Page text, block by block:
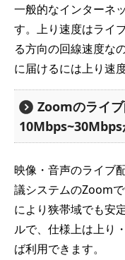
一般的なインターネ
す。上り速度はライ
る方向の回線速度な
に届けるには上り速
Zoomのライ
10Mbps~30Mbps
映像・音声のライブ
議システムのZoom
により狭帯域でも安
ルで、仕様上は上り
ば利用できます。